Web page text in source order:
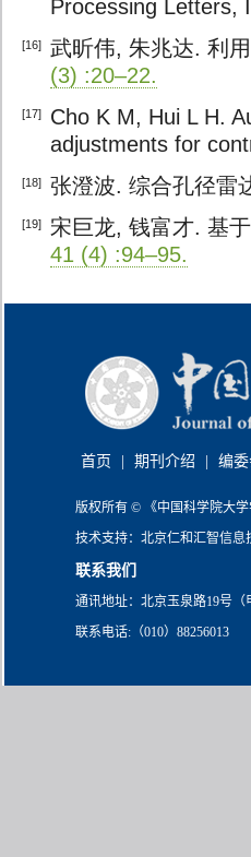
Processing Letters,
[16]
武昕伟, 朱兆达. 利
(3) :20–22.
[17]
Cho K M, Hui L H.
adjustments for
[18] 张澄波. 综合孔径雷
[19]
宋巨龙, 钱富才. 基
41 (4) :94–95.